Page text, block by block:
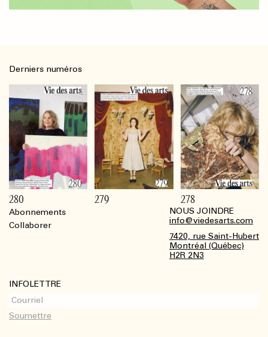
Abonnements
Collaborer
NOUS JOINDRE
info@viedesarts.com
7420, rue Saint-Hubert
Montréal (Québec)
H2R 2N3
INFOLETTRE
Derniers numéros
280 279 278